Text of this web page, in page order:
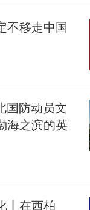
不移走中国
国防动员文
海之滨的英
丨在西柏